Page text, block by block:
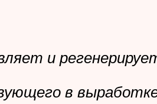
и
в выработке